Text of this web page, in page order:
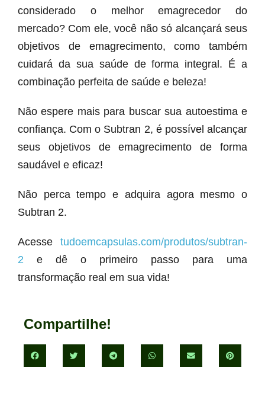
considerado o melhor emagrecedor do
mercado? Com ele, você não só alcançará seus
objetivos de emagrecimento, como também
cuidará da sua saúde de forma integral. É a
combinação perfeita de saúde e beleza!
Não espere mais para buscar sua autoestima e
confiança. Com o Subtran 2, é possível alcançar
seus objetivos de emagrecimento de forma
saudável e eficaz!
Não perca tempo e adquira agora mesmo o
Subtran 2.
Acesse tudoemcapsulas.com/produtos/subtran-
2 e dê o primeiro passo para uma
transformação real em sua vida!
Compartilhe!